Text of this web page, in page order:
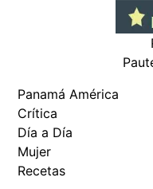
Panamá América
Crítica
Día a Día
Mujer
Recetas